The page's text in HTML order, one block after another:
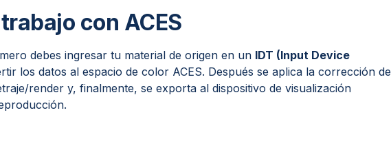
con ACES
debes ingresar tu material de origen en un IDT (Input Device
los datos al espacio de color ACES. Después se aplica la corrección de
render y, finalmente, se exporta al dispositivo de visualización